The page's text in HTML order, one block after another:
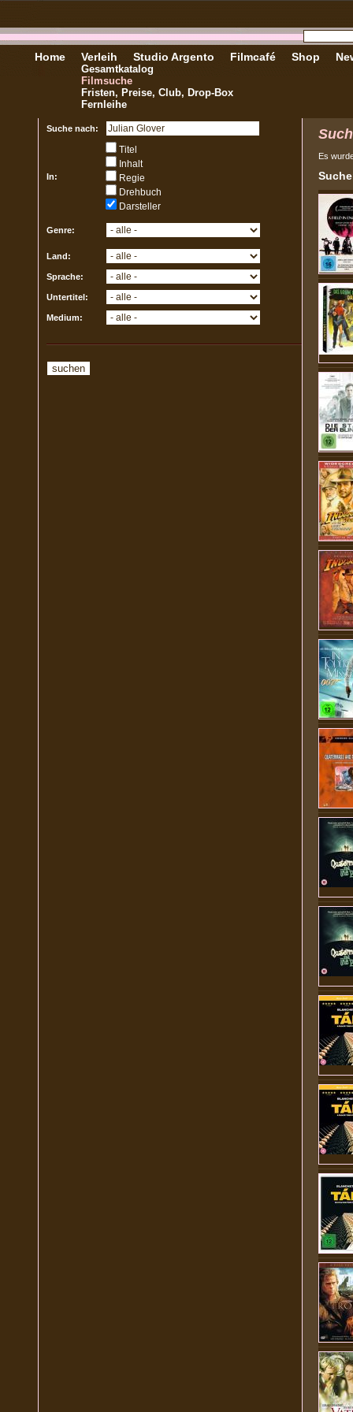
Home Verleih
Gesamtkatalog
Filmsuche
Fristen, Preise, Club, Drop-Box
Fernleihe
Studio Argento Filmcafé Shop
Suche nach:
In:
Titel
Inhalt
Regie
Drehbuch
Darsteller
Genre:
Land:
Sprache:
Untertitel:
Medium:
Es